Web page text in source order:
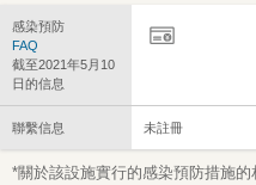
感染預防
FAQ
截至2021年5月10
日的信息
聯繫信息 未註冊
*關於該設施實行的感染預防措施